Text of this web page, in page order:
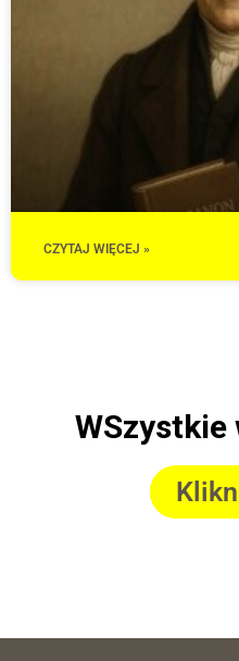
CZYTAJ WIĘCEJ »